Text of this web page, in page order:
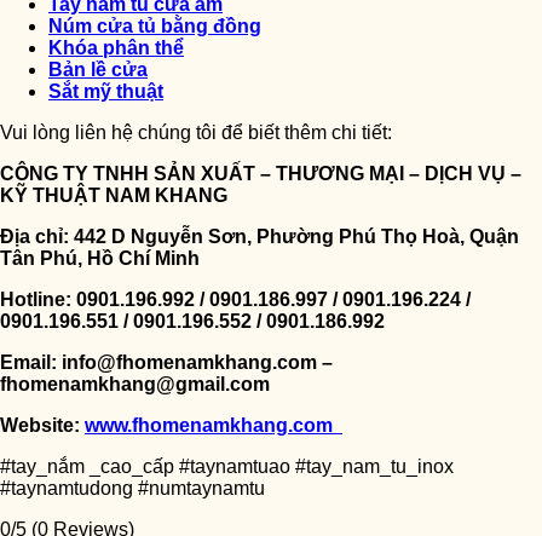
Núm cửa tủ bằng đồng
Khóa phân thể
Bản lề cửa
Sắt mỹ thuật
Vui lòng liên hệ chúng tôi để biết thêm chi tiết:
CÔNG TY TNHH SẢN XUẤT – THƯƠNG MẠI – DỊCH VỤ –
KỸ THUẬT NAM KHANG
Địa chỉ: 442 D Nguyễn Sơn, Phường Phú Thọ Hoà, Quận
Tân Phú, Hồ Chí Minh
Hotline: 0901.196.992 / 0901.186.997 / 0901.196.224 /
0901.196.551 / 0901.196.552 / 0901.186.992
Email: info@fhomenamkhang.com –
fhomenamkhang@gmail.com
Website: www.fhomenamkhang.com
#tay_nắm _cao_cấp #taynamtuao #tay_nam_tu_inox
#taynamtudong #numtaynamtu
0/5 (0 Reviews)